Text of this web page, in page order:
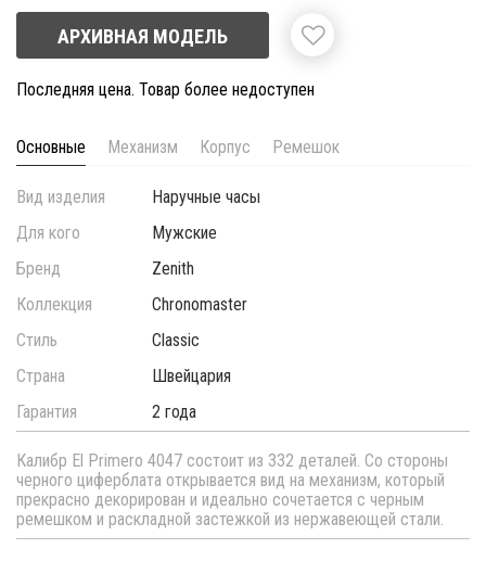
АРХИВНАЯ МОДЕЛЬ
Последняя цена. Товар более недоступен
Основные Механизм Корпус Ремешок
Вид изделия
Наручные часы
Для кого
Мужские
Бренд
Zenith
Коллекция
Chronomaster
Стиль
Classic
Страна
Швейцария
Гарантия
2 года
Калибр El Primero 4047 состоит из 332 деталей. Со стороны
черного циферблата открывается вид на механизм, который
прекрасно декорирован и идеально сочетается с черным
ремешком и раскладной застежкой из нержавеющей стали.